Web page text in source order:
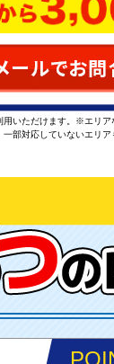
いただけます。※エリ
部対応していないエリア